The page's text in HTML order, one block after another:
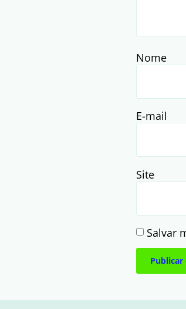
Nome
E-mail
Site
Salvar